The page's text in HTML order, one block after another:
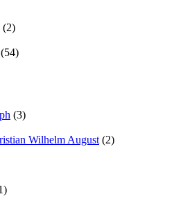
(2)
(54)
(3)
Wilhelm August (2)